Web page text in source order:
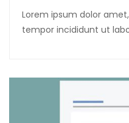
Lorem ipsum dolor
tempor incididunt ut